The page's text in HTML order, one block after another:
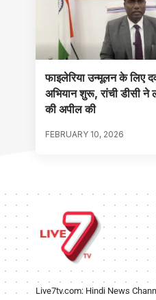
फाइलेरिया उन्मूलन के लिए
अभियान शुरू, रांची डीसी ने
की अपील की
FEBRUARY 10, 2026
Live7tv.com: Hindi News